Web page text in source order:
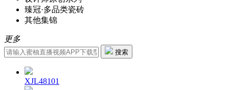
臻冠·多品类瓷砖
其他集锦
更多
搜索
XJL48101